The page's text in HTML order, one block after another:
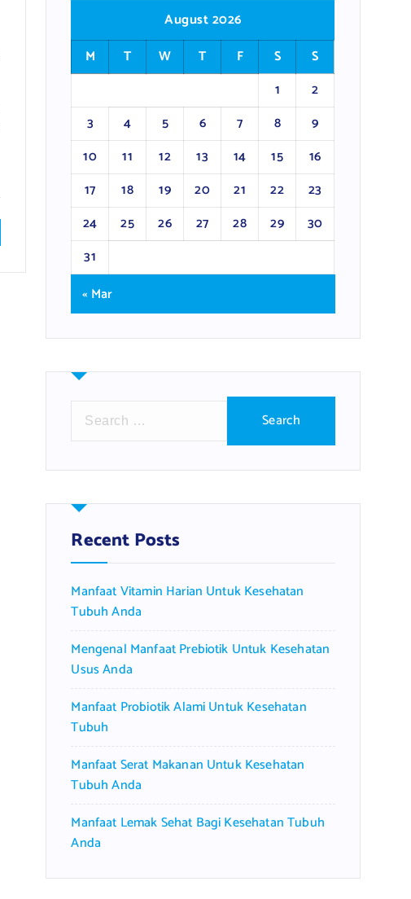
August 2026
M
T W T F S
S
1
2
3
4 5 6 7 8
9
10
11 12 13 14 15
16
17
18 19 20 21 22
23
24
25 26 27 28 29
30
31
« Mar
r
h
f
o
:
Recent Posts
Manfaat Vitamin Harian Untuk Kesehatan
Tubuh Anda
Mengenal Manfaat Prebiotik Untuk Kesehatan
Usus Anda
Manfaat Probiotik Alami Untuk Kesehatan
Tubuh
Manfaat Serat Makanan Untuk Kesehatan
Tubuh Anda
Manfaat Lemak Sehat Bagi Kesehatan Tubuh
Anda